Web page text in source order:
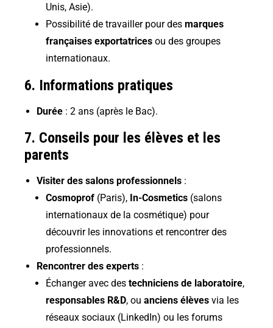
Unis, Asie).
Possibilité de travailler pour des marques
françaises exportatrices ou des groupes
internationaux.
6. Informations pratiques
Durée : 2 ans (après le Bac).
7. Conseils pour les élèves et les
parents
Visiter des salons professionnels :
Cosmoprof (Paris), In-Cosmetics (salons
internationaux de la cosmétique) pour
découvrir les innovations et rencontrer des
professionnels.
Rencontrer des experts :
Échanger avec des techniciens de laboratoire,
responsables R&D, ou anciens élèves via les
réseaux sociaux (LinkedIn) ou les forums